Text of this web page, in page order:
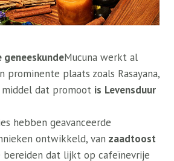
geneeskundeMucuna werkt al
prominente plaats zoals Rasayana,
dat promoot is Levensduur
hebben geavanceerde
ontwikkeld, van zaadtoost
bereiden dat lijkt op cafeïnevrije